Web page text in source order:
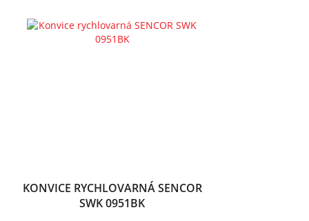
KONVICE RYCHLOVARNÁ SENCOR
SWK 0951BK